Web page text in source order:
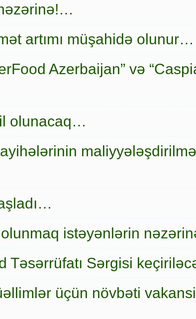
artımı müşahidə olunur…
Azerbaijan” və
olunacaq…
istəyənlərin
Təsərrüfatı Sərgisi
üçün növbəti